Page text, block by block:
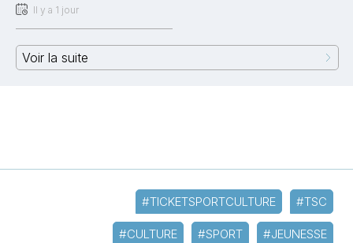
Il y a 1 jour
Voir la suite
#TICKETSPORTCULTURE #TSC
#CULTURE #SPORT #JEUNESSE